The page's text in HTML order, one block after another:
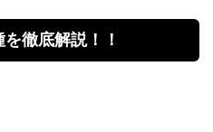
徹底解説！！